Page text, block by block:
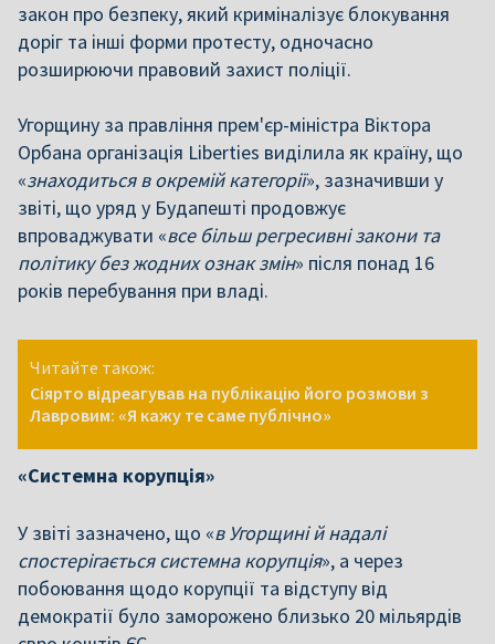
закон про безпеку, який криміналізує блокування
доріг та інші форми протесту, одночасно
розширюючи правовий захист поліції.
Угорщину за правління прем'єр-міністра Віктора
Орбана організація Liberties виділила як країну, що
«знаходиться в окремій категорії», зазначивши у
звіті, що уряд у Будапешті продовжує
впроваджувати «все більш регресивні закони та
політику без жодних ознак змін» після понад 16
років перебування при владі.
Читайте також:
Сіярто відреагував на публікацію його розмови з
Лавровим: «Я кажу те саме публічно»
«Системна корупція»
У звіті зазначено, що «в Угорщині й надалі
спостерігається системна корупція», а через
побоювання щодо корупції та відступу від
демократії було заморожено близько 20 мільярдів